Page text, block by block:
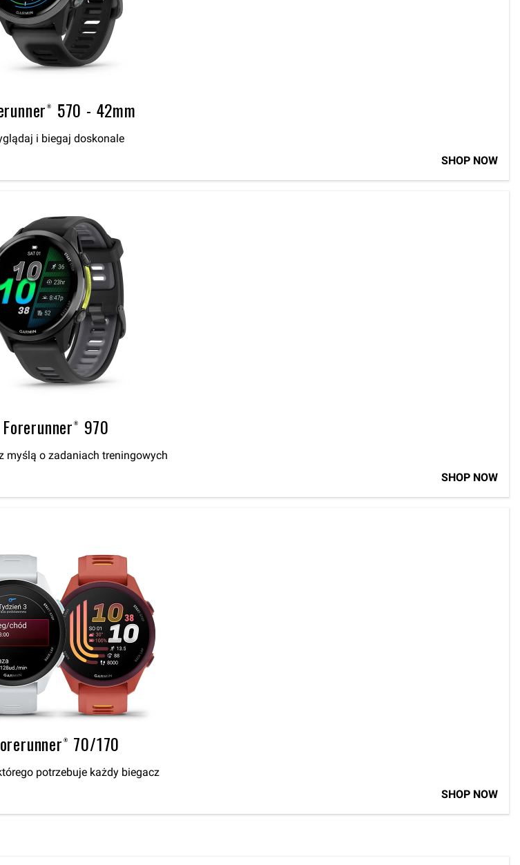
570 - 42mm
i biegaj doskonale
SHOP NOW
Forerunner® 970
myślą o zadaniach treningowych
SHOP NOW
70/170
potrzebuje każdy biegacz
SHOP NOW